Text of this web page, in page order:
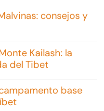
consejos y
Kailash: la
del Tibet
base